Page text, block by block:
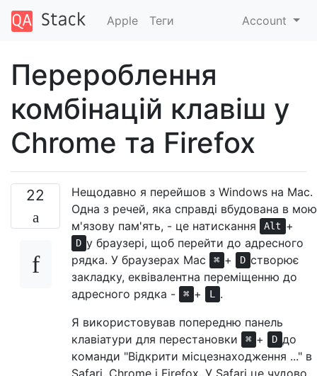
Apple Теги Account
Перероблення
комбінацій клавіш у
Chrome та Firefox
22
Нещодавно я перейшов з Windows на Mac.
Одна з речей, яка справді вбудована в мою
м'язову пам'ять, - це натискання
Alt +
D у браузері, щоб перейти до адресного
рядка. У браузерах Mac
⌘ + D створює
закладку, еквівалентна переміщенню до
адресного рядка -
⌘ + L .
Я використовував попередню панель
клавіатури для перестановки
⌘ + D до
команди "Відкрити місцезнаходження ..." в
Safari, Chrome і Firefox. У Safari це чудово